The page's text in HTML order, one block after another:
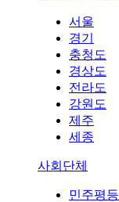
서울
경기
충청도
경상도
전라도
강원도
제주
세종
사회단체
민주평등